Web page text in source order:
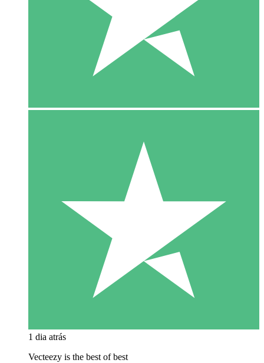
1 dia atrás
Vecteezy is the best of best